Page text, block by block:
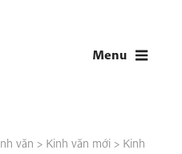
Menu
văn > Kinh văn mới > Kinh